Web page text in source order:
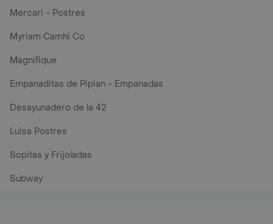
Mercari - Postres
Myriam Camhi Co
Magnifique
Empanaditas de Pipian - Empanadas
Desayunadero de la 42
Luisa Postres
Sopitas y Frijoladas
Subway